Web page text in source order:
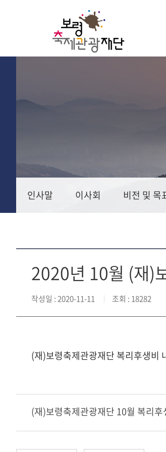
인사말 이사회 비전 및 목
2020년 10월 (재)
작성일 : 2020-11-11 조회 : 18282
(재)보령축제관광재단 복리후생비
(재)보령축제관광재단 10월 복리